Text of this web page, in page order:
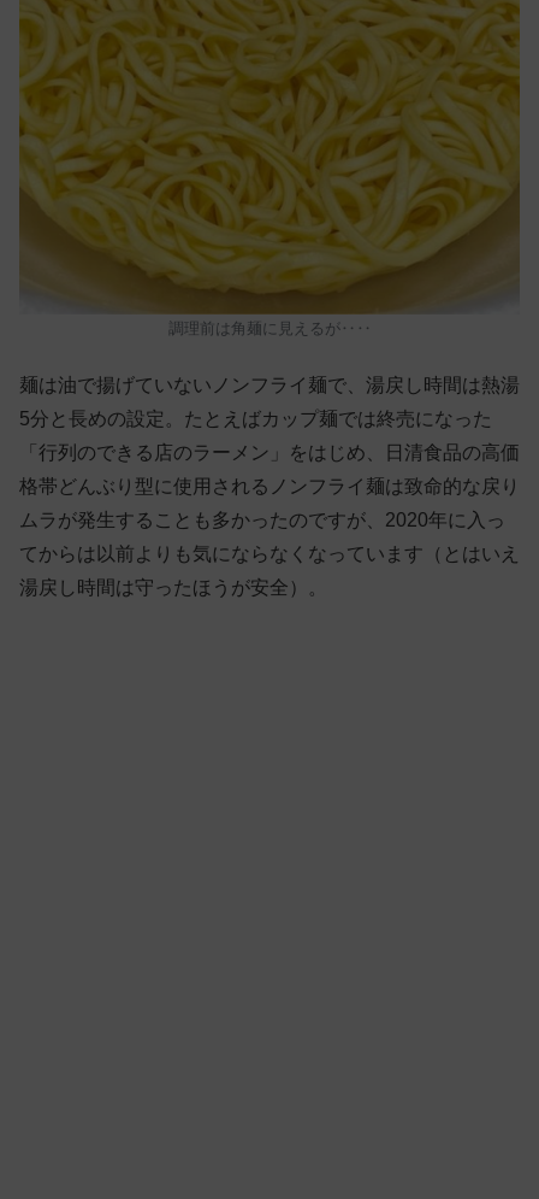
調理前は角麺に見えるが‥‥
麺は油で揚げていないノンフライ麺で、湯戻し時間は熱湯
5分と長めの設定。たとえばカップ麺では終売になった
「行列のできる店のラーメン」をはじめ、日清食品の高価
格帯どんぶり型に使用されるノンフライ麺は致命的な戻り
ムラが発生することも多かったのですが、2020年に入っ
てからは以前よりも気にならなくなっています（とはいえ
湯戻し時間は守ったほうが安全）。